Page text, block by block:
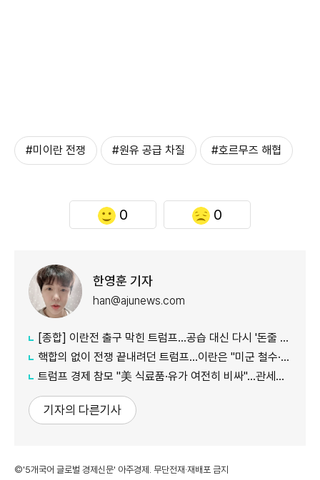
#미이란 전쟁 #원유 공급 차질 #호르무즈 해협
0 0
한영훈 기자
han@ajunews.com
[종합] 이란전 출구 막힌 트럼프…공습 대신 다시 '돈줄 죄기'
핵합의 없이 전쟁 끝내려던 트럼프…이란은 "미군 철수·배상부터"
트럼프 경제 참모 "美 식료품·유가 여전히 비싸"…관세발 물가 상승은 부인
기자의 다른기사
©'5개국어 글로벌 경제신문' 아주경제. 무단전재·재배포 금지